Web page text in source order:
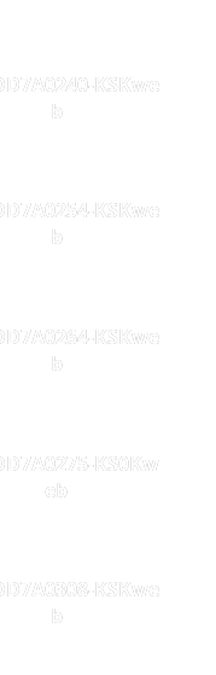
KSKwe
b
KSKwe
b
KSKwe
b
KS0Kw
eb
KSKwe
b